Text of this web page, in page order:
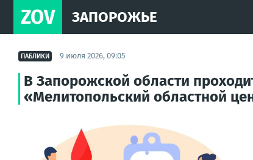
ZOV ЗАПОРОЖЬЕ
ПАБЛИКИ 9 июля 2026, 09:05
В Запорожской области
«Мелитопольский областной